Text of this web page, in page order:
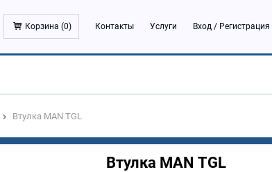
Корзина (0) Контакты Услуги Вход / Регистрация
Втулка MAN TGL
Втулка MAN TGL